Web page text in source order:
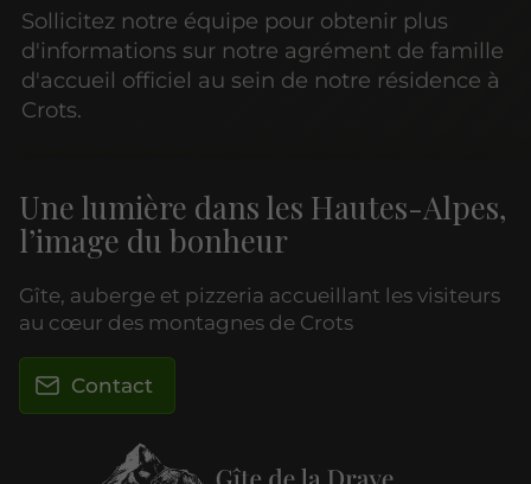
Sollicitez notre équipe pour obtenir plus
d'informations sur notre agrément de famille
d'accueil officiel au sein de notre résidence à
Crots.
Une lumière dans les Hautes-Alpes,
l’image du bonheur
Gîte, auberge et pizzeria accueillant les visiteurs
au cœur des montagnes de Crots
Contact